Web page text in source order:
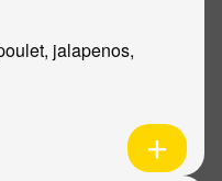
jalapenos,